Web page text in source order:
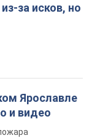
за исков, но
Ярославле
и видео